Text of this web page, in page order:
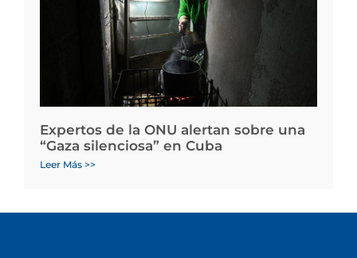
Expertos de la ONU alertan sobre una
“Gaza silenciosa” en Cuba
Leer Más >>